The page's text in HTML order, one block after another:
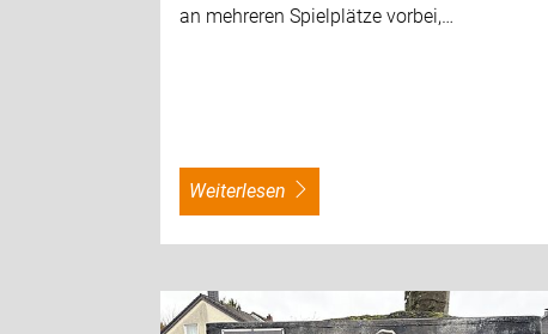
an mehreren Spielplätze vorbei,…
weiterlesen